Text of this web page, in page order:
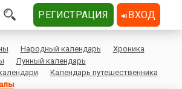
Народный календарь
Хроника
Лунный календарь
Календарь путешественника
РЕГИСТРАЦИЯ ВХОД